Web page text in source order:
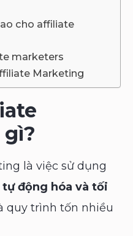
cho affiliate
marketers
Marketing
là việc sử dụng
tự động hóa và tối
quy trình tốn nhiều